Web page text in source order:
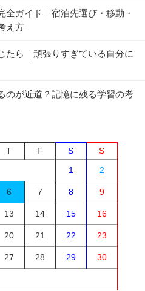
ガイド｜宿泊先選び・移動・
え方
たら｜頑張りすぎている自分に
のが近道？記憶に残る学習の考
T F S
S
1
2
6 7 8 9
13 14 15 16
20 21 22 23
27 28 29 30